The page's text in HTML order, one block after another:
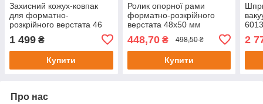
Захисний кожух-ковпак
для форматно-
розкрійного верстата 46
1 499 ₴
Купити
Ролик опорної рами
форматно-розкрійного
верстата 48х50 мм
448,70₴ 498,50 ₴
Купити
ЧПК
2
Про нас